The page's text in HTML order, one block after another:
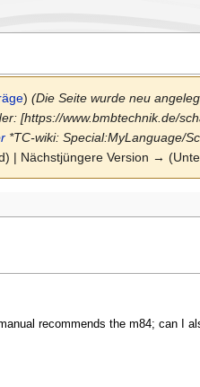
) (Die Seite wurde neu
[https://www.bmbtechnik.de/
*TC-wiki: Special:MyLanguage/
| Nächstjüngere Version →
recommends the m84; can I